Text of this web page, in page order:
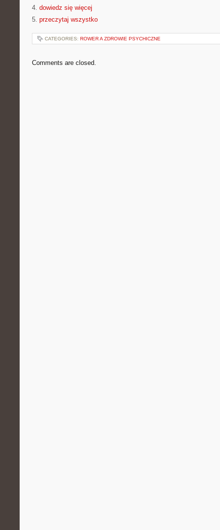
4. dowiedz się więcej
5. przeczytaj wszystko
CATEGORIES: ROWER A ZDROWIE PSYCHICZNE
Comments are closed.